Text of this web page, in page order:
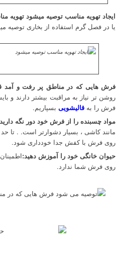
ایجاد تهویه مناسب توصیه میشود تهویه
یا در فصل گرم استفاده از بخاری توصیه
فرش هایی که در مناطق پر رفت و آمد
روشن تر نیاز به مراقبت بیشتر دارند و
فرش را به قالیشویی بسپاریم.
مواد چسبنده را از فرش خود دور نگه
مانند کاشی ، بسیار دشوارتر است. . تا
روی فرش با کفش جدا خودداری شود.
حیوان خانگی خود را آموزش دهید:
روی فرش شما ندارد.